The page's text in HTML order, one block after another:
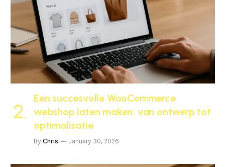
Een succesvolle WooCommerce
webshop laten maken: van ontwerp tot
optimalisatie
By Chris January 30, 2026